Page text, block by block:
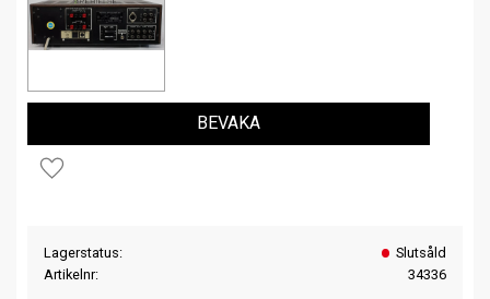
Lägg till i favoriter
BEVAKA
Lagerstatus
Slutsåld
Artikelnr
34336